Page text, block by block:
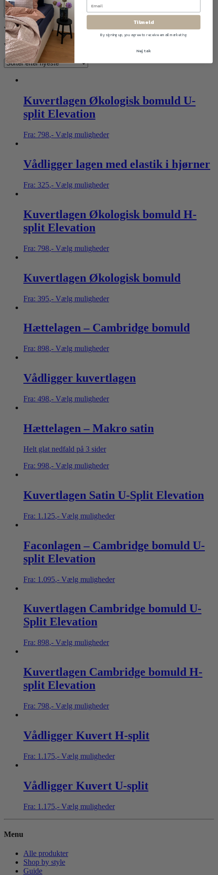
Flere filtrer
Viser alle 13 resultater
Viser alle 13 resultater
Kuvertlagen Økologisk bomuld U-
split Elevation
Fra: 798,- Vælg muligheder
Vådligger lagen med elastik i hjørner
Fra: 325,- Vælg muligheder
Kuvertlagen Økologisk bomuld H-
split Elevation
Fra: 798,- Vælg muligheder
Kuvertlagen Økologisk bomuld
Fra: 395,- Vælg muligheder
Hættelagen – Cambridge bomuld
Fra: 898,- Vælg muligheder
Vådligger kuvertlagen
Fra: 498,- Vælg muligheder
Hættelagen – Makro satin
Helt glat nedfald på 3 sider
Fra: 998,- Vælg muligheder
Kuvertlagen Satin U-Split Elevation
Fra: 1.125,- Vælg muligheder
Faconlagen – Cambridge bomuld U-
split Elevation
Fra: 1.095,- Vælg muligheder
Kuvertlagen Cambridge bomuld U-
Split Elevation
Fra: 898,- Vælg muligheder
Kuvertlagen Cambridge bomuld H-
split Elevation
Fra: 798,- Vælg muligheder
Vådligger Kuvert H-split
Fra: 1.175,- Vælg muligheder
Vådligger Kuvert U-split
Fra: 1.175,- Vælg muligheder
Menu
Alle produkter
Shop by style
Guide
Tilmeld
By signing up, you agree to receive email marketing
Nej tak